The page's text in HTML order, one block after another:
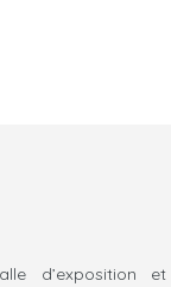
d’exposition et